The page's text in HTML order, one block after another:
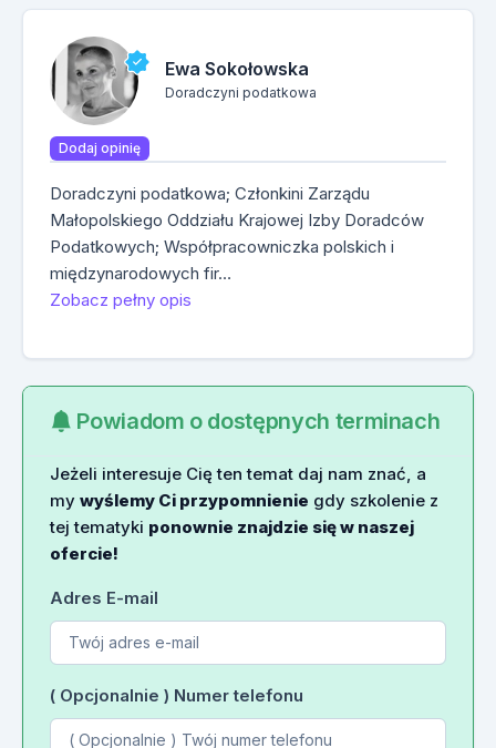
Ewa Sokołowska
Doradczyni podatkowa
Dodaj opinię
Doradczyni podatkowa; Członkini Zarządu
Małopolskiego Oddziału Krajowej Izby Doradców
Podatkowych; Współpracowniczka polskich i
międzynarodowych fir…
Zobacz pełny opis
Powiadom o dostępnych terminach
Jeżeli interesuje Cię ten temat daj nam znać, a
my wyślemy Ci przypomnienie gdy szkolenie z
tej tematyki ponownie znajdzie się w naszej
ofercie!
Adres E-mail
( Opcjonalnie ) Numer telefonu